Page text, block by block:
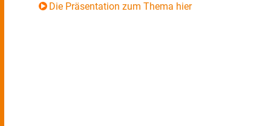
Die Präsentation zum Thema hier